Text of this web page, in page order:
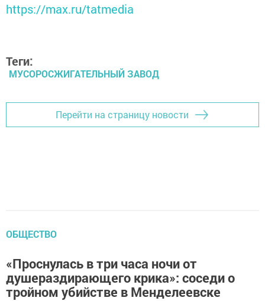
https://max.ru/tatmedia
Теги:
МУСОРОСЖИГАТЕЛЬНЫЙ ЗАВОД
Перейти на страницу новости
ОБЩЕСТВО
«Проснулась в три часа ночи от
душераздирающего крика»: соседи о
тройном убийстве в Менделеевске